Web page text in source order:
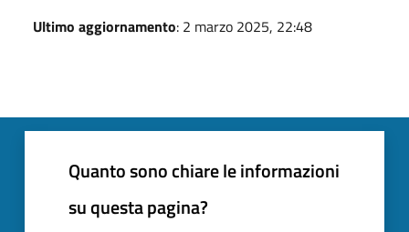
Ultimo aggiornamento: 2 marzo 2025, 22:48
Quanto sono chiare le informazioni
su questa pagina?